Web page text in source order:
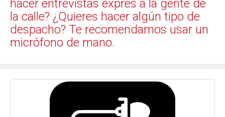
hacer entrevistas exprés a la gente de
la calle? ¿Quieres hacer algún tipo de
despacho? Te recomendamos usar un
micrófono de mano.